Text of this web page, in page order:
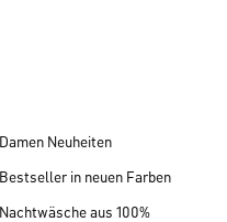
Damen Neuheiten
Bestseller in neuen Farben
Nachtwäsche aus 100%